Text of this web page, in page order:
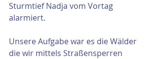
Sturmtief Nadja vom Vortag
alarmiert.
Unsere Aufgabe war es die Wälder
die wir mittels Straßensperren